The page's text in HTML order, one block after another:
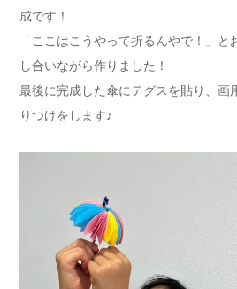
成です！
「ここはこうやって折るんやで！」
し合いながら作りました！
最後に完成した傘にテグスを貼り、画
りつけをします♪